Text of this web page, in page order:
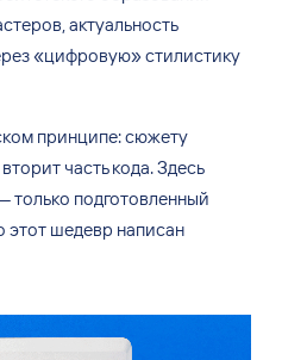
актуальность
«цифровую» стилистику
принципе: сюжету
часть кода. Здесь
только подготовленный
этот шедевр написан